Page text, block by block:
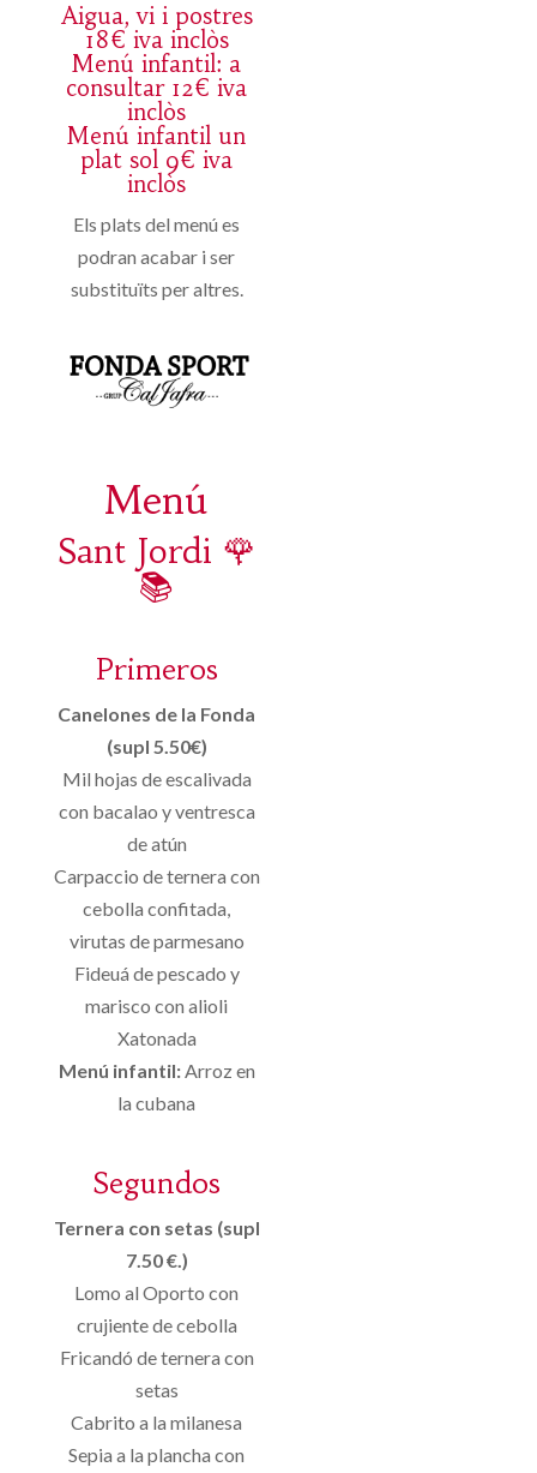
Aigua, vi i postres
18€ iva inclòs
Menú infantil: a
consultar 12€ iva
inclòs
Menú infantil un
plat sol 9€ iva
inclòs
Els plats del menú es
podran acabar i ser
substituïts per altres.
Menú
Sant Jordi 🌹
📚
Primeros
Canelones de la Fonda
(supl 5.50€)
Mil hojas de escalivada
con bacalao y ventresca
de atún
Carpaccio de ternera con
cebolla confitada,
virutas de parmesano
Fideuá de pescado y
marisco con alioli
Xatonada
Menú infantil:Arroz en
la cubana
Segundos
Ternera con setas (supl
7.50 €.)
Lomo al Oporto con
crujiente de cebolla
Fricandó de ternera con
setas
Cabrito a la milanesa
Sepia a la plancha con